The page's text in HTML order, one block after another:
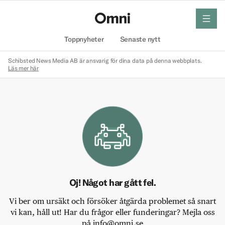
Toppnyheter Senaste nytt
meny
Schibsted News Media AB är ansvarig för dina data på denna webbplats.
Läs mer här
Oj! Något har gått fel.
Vi ber om ursäkt och försöker åtgärda problemet så snart
vi kan, håll ut! Har du frågor eller funderingar? Mejla oss